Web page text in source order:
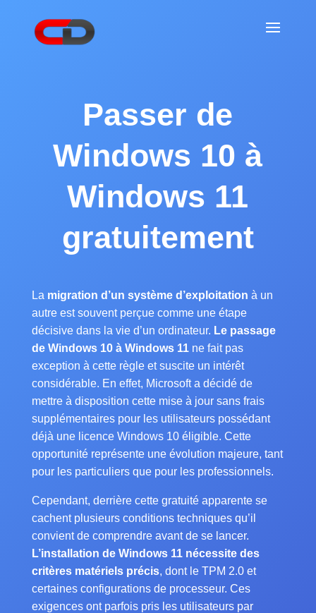
Passer de
Windows 10 à
Windows 11
gratuitement
La migration d’un système d’exploitation à un
autre est souvent perçue comme une étape
décisive dans la vie d’un ordinateur. Le passage
de Windows 10 à Windows 11ne fait pas
exception à cette règle et suscite un intérêt
considérable. En effet, Microsoft a décidé de
mettre à disposition cette mise à jour sans frais
supplémentaires pour les utilisateurs possédant
déjà une licence Windows 10 éligible. Cette
opportunité représente une évolution majeure, tant
pour les particuliers que pour les professionnels.
Cependant, derrière cette gratuité apparente se
cachent plusieurs conditions techniques qu’il
convient de comprendre avant de se lancer.
L’installation de Windows 11 nécessite des
critères matériels précis, dont le TPM 2.0 et
certaines configurations de processeur. Ces
exigences ont parfois pris les utilisateurs par